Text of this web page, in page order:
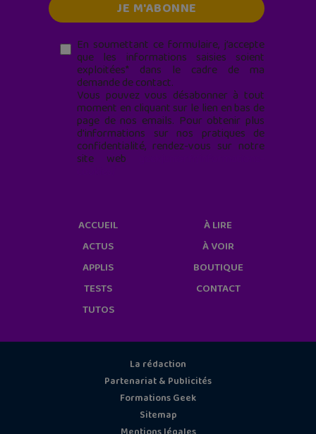
En soumettant ce formulaire, j’accepte
que les informations saisies soient
exploitées* dans le cadre de ma
demande de contact.
Vous pouvez vous désabonner à tout
moment en cliquant sur le lien en bas de
page de nos emails. Pour obtenir plus
d'informations sur nos pratiques de
confidentialité, rendez-vous sur notre
site web
ACCUEIL
ACTUS
APPLIS
TESTS
TUTOS
À LIRE
À VOIR
BOUTIQUE
CONTACT
La rédaction
Partenariat & Publicités
Formations Geek
Sitemap